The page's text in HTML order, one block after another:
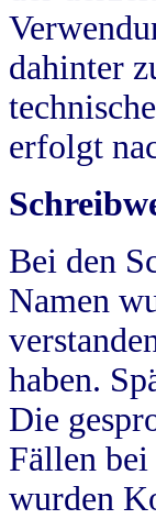
dahinter
erfolgt
Bei den
Namen
haben.
Die
Fällen
wurden